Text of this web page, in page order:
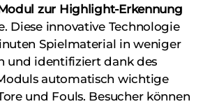
zur Highlight-Erkennung
Diese innovative Technologie
Spielmaterial in weniger
und identifiziert dank des
automatisch wichtige
und Fouls. Besucher können